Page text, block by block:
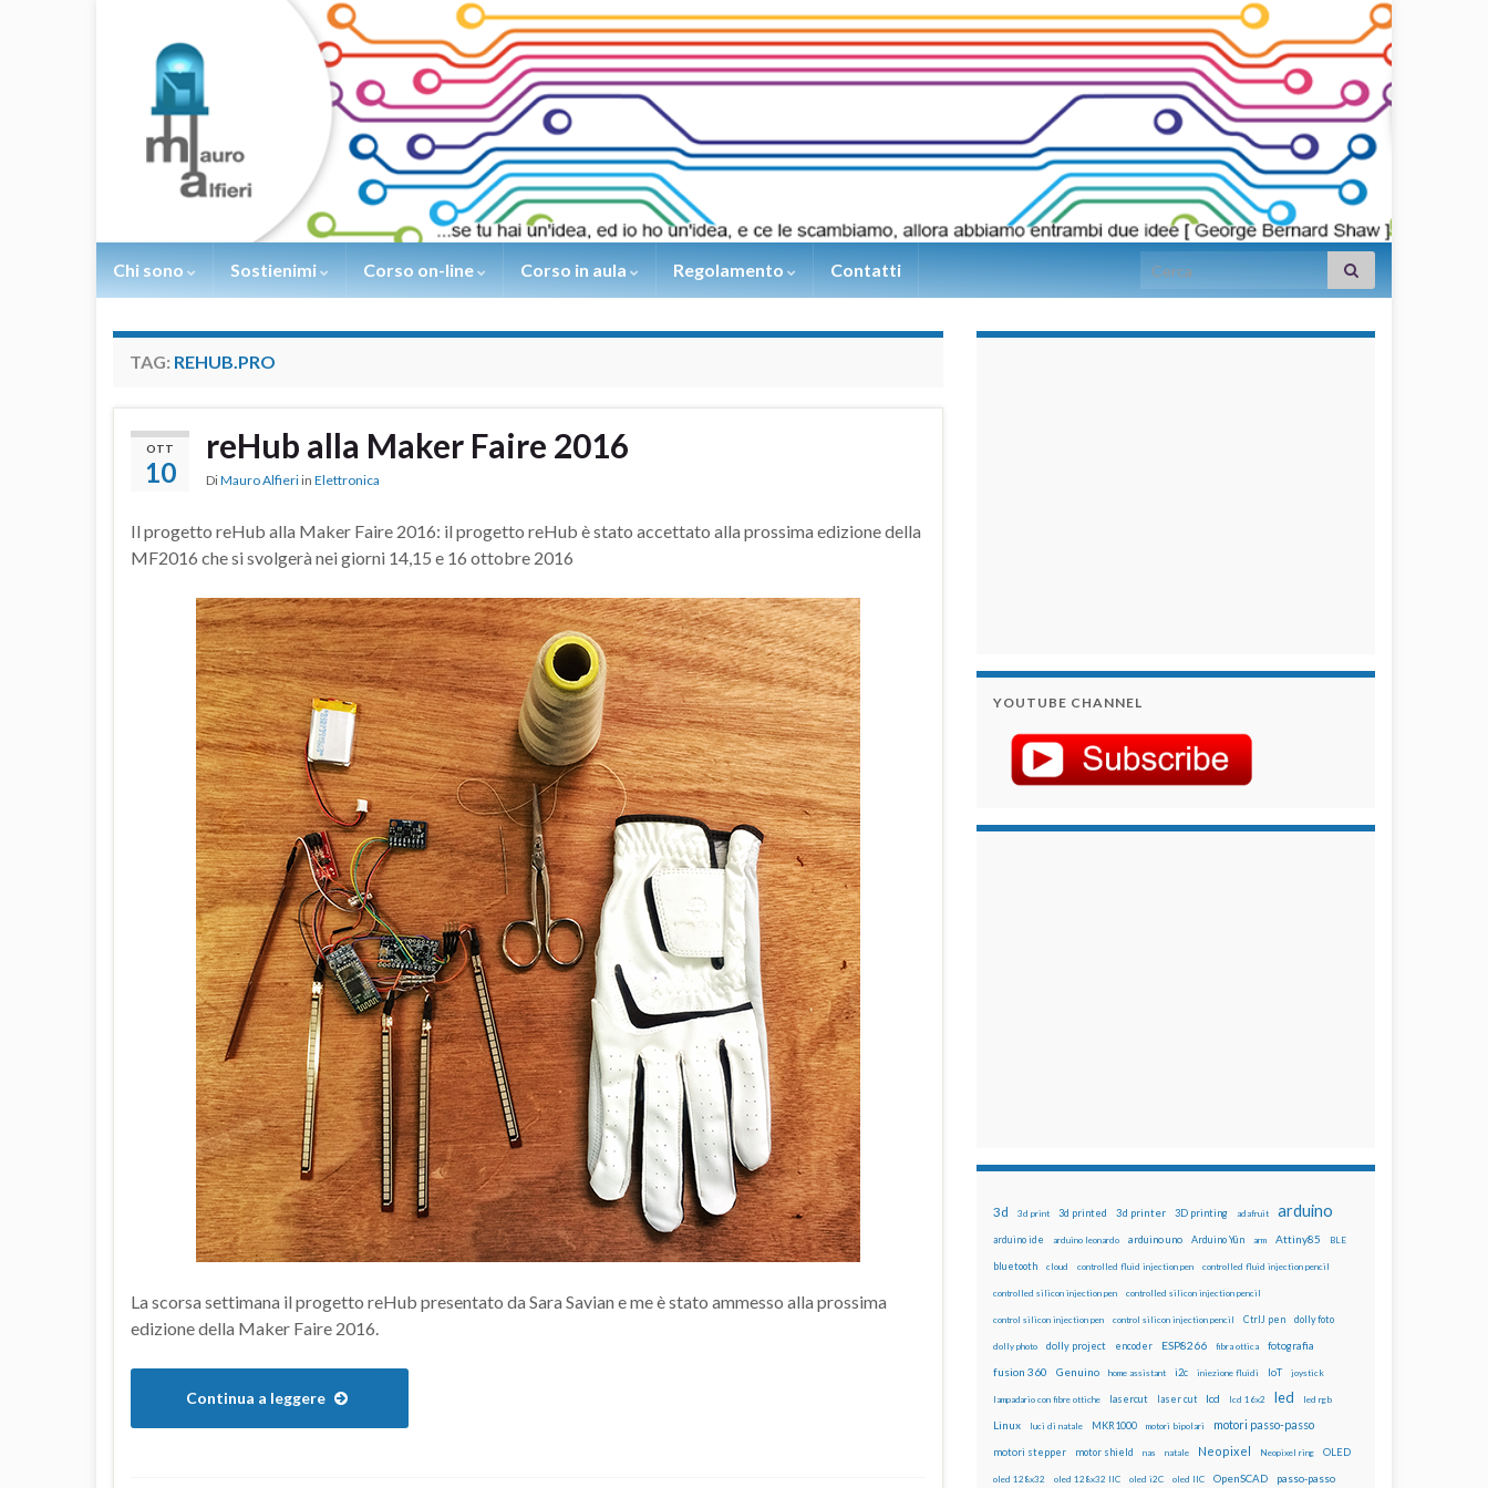
Chi sono Sostienimi Corso on-line Corso in aula Regolamento Contatti Search for:
TAG: REHUB.PRO
OTT
10
reHub alla Maker Faire 2016
DiMauro Alfieri in Elettronica
Il progetto reHub alla Maker Faire 2016: il progetto reHub è stato accettato alla prossima edizione della
MF2016 che si svolgerà nei giorni 14,15 e 16 ottobre 2016
La scorsa settimana il progetto reHub presentato da Sara Savian e me è stato ammesso alla prossima
edizione della Maker Faire 2016.
Continua a leggere
YOUTUBE CHANNEL
3d 3d print 3d printed 3d printer 3D printing adafruit arduino
arduino ide arduino leonardo arduino uno Arduino Yún arm Attiny85 BLE
bluetooth cloud controlled fluid injection pen controlled fluid injection pencil
controlled silicon injection pen controlled silicon injection pencil
control silicon injection pen control silicon injection pencil CtrlJ pen dolly foto
dolly photo dolly project encoder ESP8266 fibra ottica fotografia
fusion 360 Genuino home assistant i2c iniezione fluidi IoT joystick
lampadario con fibre ottiche lasercut laser cut lcd lcd 16x2 led led rgb
Linux luci di natale MKR1000 motori bipolari motori passo-passo
motori stepper motor shield nas natale Neopixel Neopixel ring OLED
oled 128x32 oled 128x32 IIC oled i2C oled IIC OpenSCAD passo-passo